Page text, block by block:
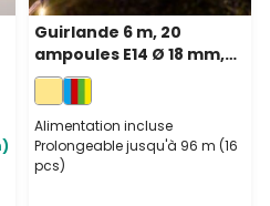
Guirlande 6 m, 20
ampoules E14 Ø 18 mm,
filament led blanc
chaud, prolongeable
Alimentation incluse
Prolongeable jusqu'à 96 m (16
pcs)